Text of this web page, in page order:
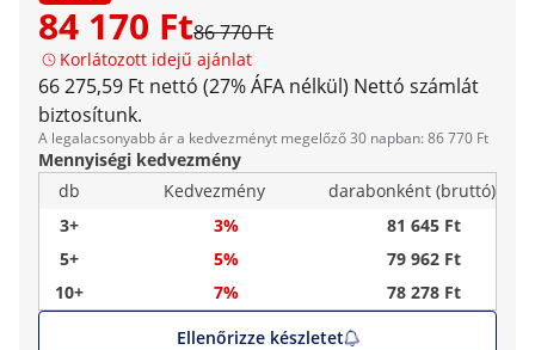
84 170 Ft86 770 Ft
Korlátozott idejű ajánlat
66 275,59 Ft nettó (27% ÁFA nélkül) Nettó számlát
biztosítunk.
A legalacsonyabb ár a kedvezményt megelőző 30 napban: 86 770 Ft
Mennyiségi kedvezmény
db
Kedvezmény
darabonként (bruttó)
3+
3%
81 645 Ft
5+
5%
79 962 Ft
10+
7%
78 278 Ft
Ellenőrizze készletet